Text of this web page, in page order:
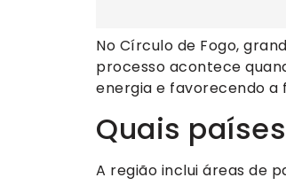
No Círculo de Fogo,
processo acontece
energia e favorecendo a
Quais
A região inclui áreas de